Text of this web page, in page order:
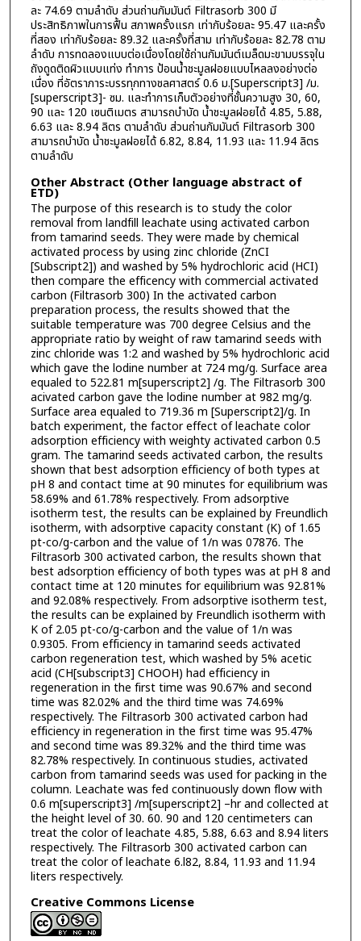
ละ 74.69 ตามลำดับ ส่วนถ่านกัมมันต์ Filtrasorb 300 มี
ประสิทธิภาพในการฟื้น สภาพครั้งแรก เท่ากับร้อยละ 95.47 และครั้ง
ที่สอง เท่ากับร้อยละ 89.32 และครั้งที่สาม เท่ากับร้อยละ 82.78 ตาม
ลำดับ การทดลองแบบต่อเนื่องโดยใช้ถ่านกัมมันต์เมล็ดมะขามบรรจุใน
ถังดูดติดผิวแบบแท่ง ทำการ ป้อนน้ำชะมูลฝอยแบบไหลลงอย่างต่อ
เนื่อง ที่อัตราภาระบรรทุกทางชลศาสตร์ 0.6 ม.[Superscript3] /ม.
[superscript3]- ซม. และทำการเก็บตัวอย่างที่ชั้นความสูง 30, 60,
90 และ 120 เซนติเมตร สามารถบำบัด น้ำชะมูลฝอยได้ 4.85, 5.88,
6.63 และ 8.94 ลิตร ตามลำดับ ส่วนถ่านกัมมันต์ Filtrasorb 300
สามารถบำบัด น้ำชะมูลฝอยได้ 6.82, 8.84, 11.93 และ 11.94 ลิตร
ตามลำดับ
Other Abstract (Other language abstract of
ETD)
The purpose of this research is to study the color
removal from landfill leachate using activated carbon
from tamarind seeds. They were made by chemical
activated process by using zinc chloride (ZnCI
[Subscript2]) and washed by 5% hydrochloric acid (HCI)
then compare the efficency with commercial activated
carbon (Filtrasorb 300) In the activated carbon
preparation process, the results showed that the
suitable temperature was 700 degree Celsius and the
appropriate ratio by weight of raw tamarind seeds with
zinc chloride was 1:2 and washed by 5% hydrochloric acid
which gave the lodine number at 724 mg/g. Surface area
equaled to 522.81 m[superscript2] /g. The Filtrasorb 300
acivated carbon gave the lodine number at 982 mg/g.
Surface area equaled to 719.36 m [Superscript2]/g. In
batch experiment, the factor effect of leachate color
adsorption efficiency with weighty activated carbon 0.5
gram. The tamarind seeds activated carbon, the results
shown that best adsorption efficiency of both types at
pH 8 and contact time at 90 minutes for equilibrium was
58.69% and 61.78% respectively. From adsorptive
isotherm test, the results can be explained by Freundlich
isotherm, with adsorptive capacity constant (K) of 1.65
pt-co/g-carbon and the value of 1/n was 07876. The
Filtrasorb 300 activated carbon, the results shown that
best adsorption efficiency of both types was at pH 8 and
contact time at 120 minutes for equilibrium was 92.81%
and 92.08% respectively. From adsorptive isotherm test,
the results can be explained by Freundlich isotherm with
K of 2.05 pt-co/g-carbon and the value of 1/n was
0.9305. From efficiency in tamarind seeds activated
carbon regeneration test, which washed by 5% acetic
acid (CH[subscript3] CHOOH) had efficiency in
regeneration in the first time was 90.67% and second
time was 82.02% and the third time was 74.69%
respectively. The Filtrasorb 300 activated carbon had
efficiency in regeneration in the first time was 95.47%
and second time was 89.32% and the third time was
82.78% respectively. In continuous studies, activated
carbon from tamarind seeds was used for packing in the
column. Leachate was fed continuously down flow with
0.6 m[superscript3] /m[superscript2] –hr and collected at
the height level of 30. 60. 90 and 120 centimeters can
treat the color of leachate 4.85, 5.88, 6.63 and 8.94 liters
respectively. The Filtrasorb 300 activated carbon can
treat the color of leachate 6.l82, 8.84, 11.93 and 11.94
liters respectively.
Creative Commons License